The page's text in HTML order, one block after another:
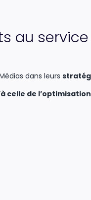
au
dans leurs
celle de l’optimisation